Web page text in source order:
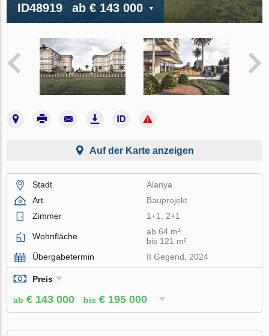
ID48919 ab € 143 000
Auf der Karte anzeigen
Stadt
Alanya
Art
Bauprojekt
Zimmer
1+1, 2+1
Wohnfläche
ab 64 m²
bis 121 m²
Übergabetermin
II Gegend, 2024
Preis
ab € 143 000 bis € 195 000